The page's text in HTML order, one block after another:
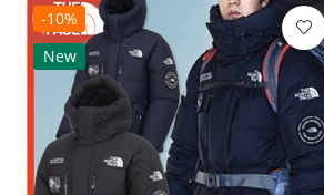
-10%
New